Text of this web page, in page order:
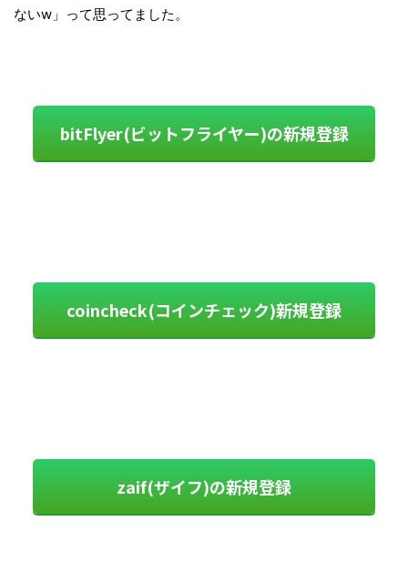
ないw」って思ってました。
bitFlyer(ビットフライヤー)の新規登録
coincheck(コインチェック)新規登録
zaif(ザイフ)の新規登録